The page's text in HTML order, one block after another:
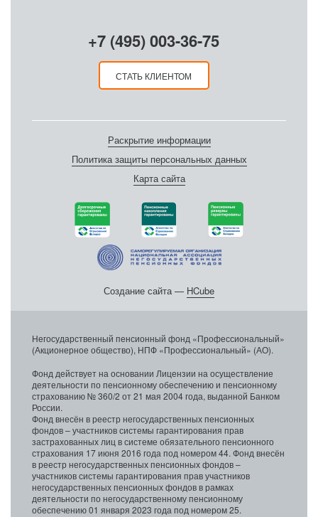
+7 (495) 003-36-75
СТАТЬ КЛИЕНТОМ
Раскрытие информации
Политика защиты персональных данных
Карта сайта
Создание сайта — HCube
Негосударственный пенсионный фонд «Профессиональный»
(Акционерное общество), НПФ «Профессиональный» (АО).
Фонд действует на основании Лицензии на осуществление
деятельности по пенсионному обеспечению и пенсионному
страхованию № 360/2 от 21 мая 2004 года, выданной Банком
России.
Фонд внесён в реестр негосударственных пенсионных
фондов – участников системы гарантирования прав
застрахованных лиц в системе обязательного пенсионного
страхования 17 июня 2016 года под номером 44. Фонд внесён
в реестр негосударственных пенсионных фондов –
участников системы гарантирования прав участников
негосударственных пенсионных фондов в рамках
деятельности по негосударственному пенсионному
обеспечению 01 января 2023 года под номером 25.